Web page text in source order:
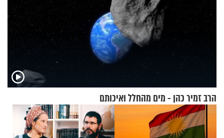
הרב זמיר כהן - מים מהחלל ואיכותם